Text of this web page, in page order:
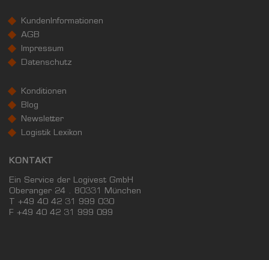
KundenInformationen
AGB
Impressum
Datenschutz
Konditionen
Blog
Newsletter
Logistik Lexikon
KONTAKT
Ein Service der Logivest GmbH
Oberanger 24 . 80331 München
T +49 40 42 31 999 030
F +49 40 42 31 999 099